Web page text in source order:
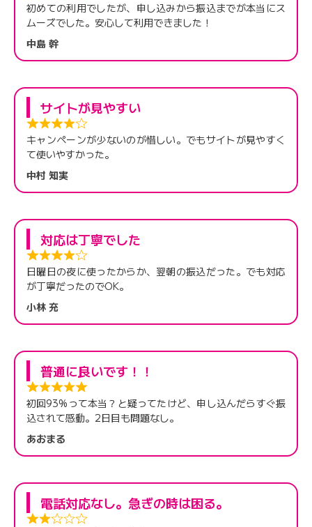
初めての利用でしたが、申し込みから振込までが本当にス
ムーズでした。安心して利用できました！
中島 幹
サイトが見やすい
キャンペーンが少ないのが惜しい。でもサイトが見やすく
て使いやすかった。
中村 知実
対応は丁寧でした
日曜日の夜に使ったからか、翌朝の振込だった。でも対応
が丁寧だったのでOK。
小林 充
普通に良いです！！
初回93%って本当？と疑ってたけど、申し込んだらすぐ振
込されて感動。2日目も問題なし。
あおまる
電話対応なし。急ぎの時は困る。